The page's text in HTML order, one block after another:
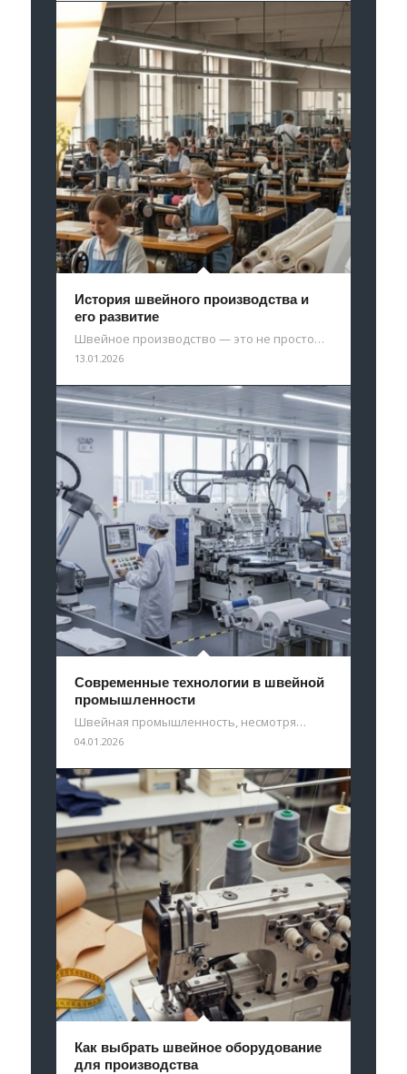
История швейного производства и
его развитие
Швейное производство — это не просто…
13.01.2026
Современные технологии в швейной
промышленности
Швейная промышленность, несмотря…
04.01.2026
Как выбрать швейное оборудование
для производства